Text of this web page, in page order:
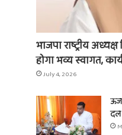
भाजपा राष्ट्रीय
होगा भव्य स्वागत,
July 4, 2026
दल